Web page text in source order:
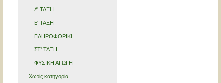
Δ' ΤΑΞΗ
Ε' ΤΑΞΗ
ΠΛΗΡΟΦΟΡΙΚΗ
ΣΤ' ΤΑΞΗ
ΦΥΣΙΚΗ ΑΓΩΓΗ
Χωρίς κατηγορία